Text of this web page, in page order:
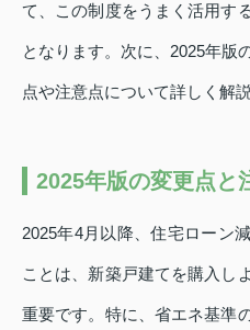
て、この制度をうまく活用す
となります。次に、2025年版
点や注意点について詳しく解
2025年版の変更点と
2025年4月以降、住宅ローン
ことは、新築戸建てを購入し
重要です。特に、省エネ基準